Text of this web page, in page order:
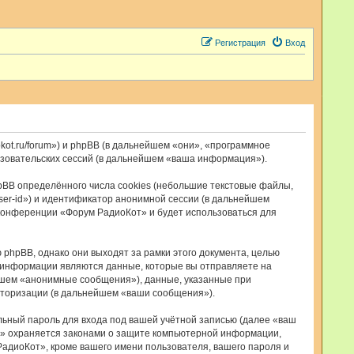
Вход
Регистрация
forum») и phpBB (в дальнейшем «они», «программное
сессий (в дальнейшем «ваша информация»).
определённого числа cookies (небольшие текстовые файлы,
id») и идентификатор анонимной сессии (в дальнейшем
«Форум РадиоКот» и будет использоваться для
однако они выходят за рамки этого документа, целью
являются данные, которые вы отправляете на
«анонимные сообщения»), данные, указанные при
(в дальнейшем «ваши сообщения»).
пароль для входа под вашей учётной записью (далее «ваш
законами о защите компьютерной информации,
кроме вашего имени пользователя, вашего пароля и